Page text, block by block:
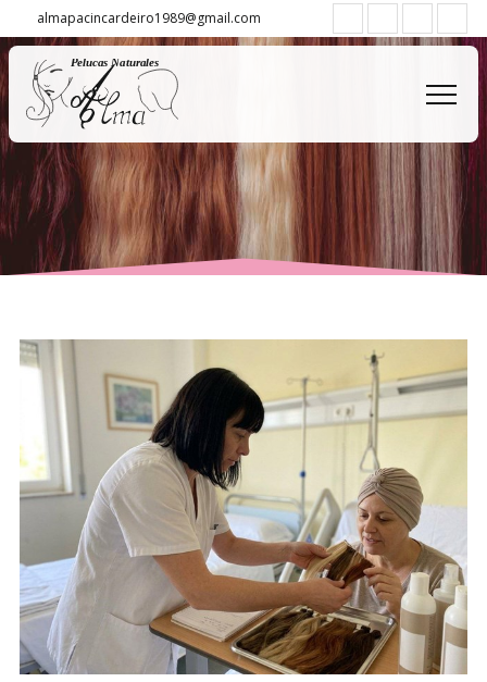
almapacincardeiro1989@gmail.com